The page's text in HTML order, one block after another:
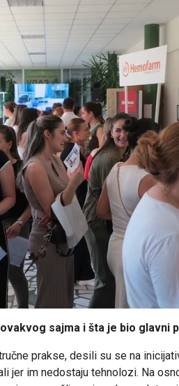
sajma i šta je bio glavni
prakse, desili su se na
jer im nedostaju tehnolozi. Na